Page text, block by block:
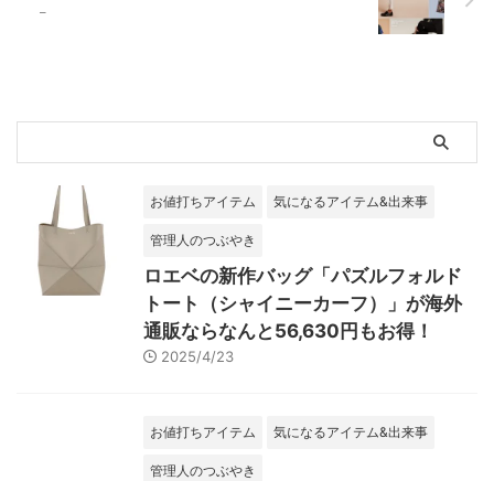
ｰ
お値打ちアイテム 気になるアイテム&出来事
管理人のつぶやき
ロエベの新作バッグ「パズルフォルド
トート（シャイニーカーフ）」が海外
通販ならなんと56,630円もお得！
2025/4/23
お値打ちアイテム 気になるアイテム&出来事
管理人のつぶやき